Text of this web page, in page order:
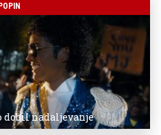
POPIN
nadaljevanje